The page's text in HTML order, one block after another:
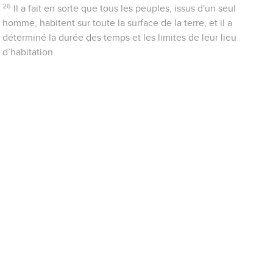
26
Il a fait en sorte que tous les peuples, issus d'un seul
homme, habitent sur toute la surface de la terre, et il a
déterminé la durée des temps et les limites de leur lieu
d’habitation.